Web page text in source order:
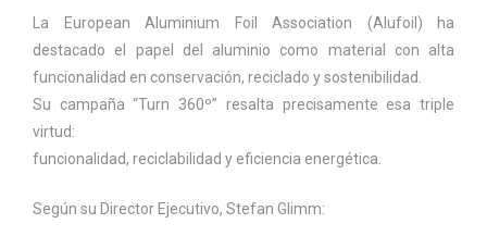
La European Aluminium Foil Association (Alufoil) ha
destacado el papel del aluminio como material con alta
funcionalidad en conservación, reciclado y sostenibilidad.
Su campaña “Turn 360º” resalta precisamente esa triple
virtud:
funcionalidad, reciclabilidad y eficiencia energética.
Según su Director Ejecutivo, Stefan Glimm: